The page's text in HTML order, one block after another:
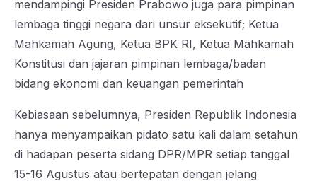
mendampingi Presiden Prabowo juga para pimpinan
lembaga tinggi negara dari unsur eksekutif; Ketua
Mahkamah Agung, Ketua BPK RI, Ketua Mahkamah
Konstitusi dan jajaran pimpinan lembaga/badan
bidang ekonomi dan keuangan pemerintah
Kebiasaan sebelumnya, Presiden Republik Indonesia
hanya menyampaikan pidato satu kali dalam setahun
di hadapan peserta sidang DPR/MPR setiap tanggal
15-16 Agustus atau bertepatan dengan jelang